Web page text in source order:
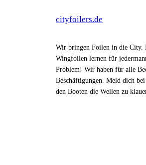
cityfoilers.de
Wir bringen Foilen in die City.
Wingfoilen lernen für
Problem! Wir haben für alle
Beschäftigungen. Meld dich
den Booten die Wellen zu